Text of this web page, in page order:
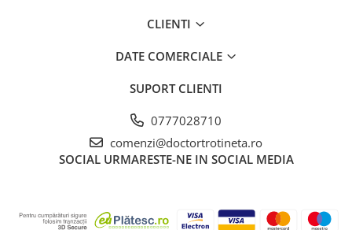
CLIENTI
DATE COMERCIALE
SUPORT CLIENTI
0777028710
comenzi@doctortrotineta.ro
SOCIAL URMARESTE-NE IN SOCIAL MEDIA